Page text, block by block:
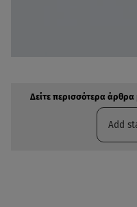
Δείτε περισσότερα
Add